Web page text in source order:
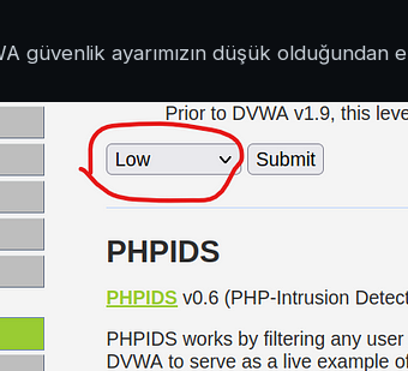
güvenlik ayarımızın düşük olduğundan